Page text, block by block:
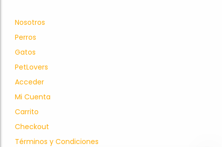
Nosotros
Perros
Gatos
PetLovers
Acceder
Mi Cuenta
Carrito
Checkout
Términos y Condiciones